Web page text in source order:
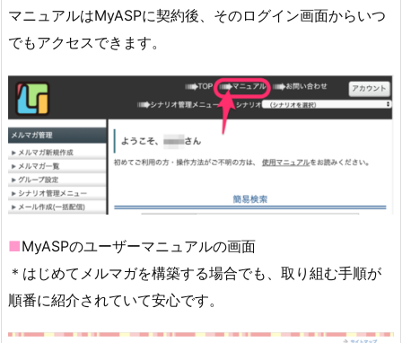
マニュアルはMyASPに契約後、そのログイン画面からいつ
でもアクセスできます。
■MyASPのユーザーマニュアルの画面
＊はじめてメルマガを構築する場合でも、取り組む手順が
順番に紹介されていて安心です。